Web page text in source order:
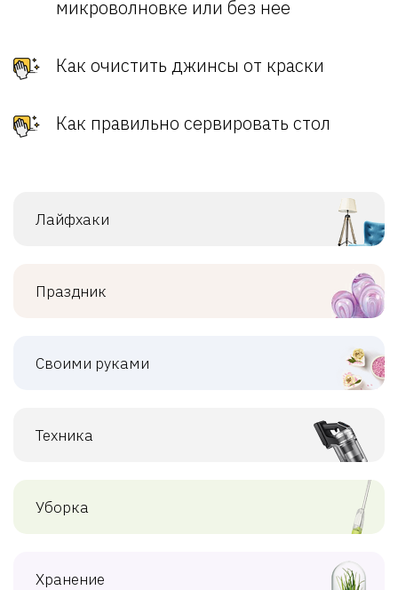
микроволновке или без нее
Как очистить джинсы от краски
Как правильно сервировать стол
Лайфхаки
Праздник
Своими руками
Техника
Уборка
Хранение